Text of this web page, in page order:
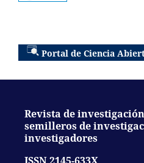
Portal de Ciencia
Revista de
semilleros de
investigadores